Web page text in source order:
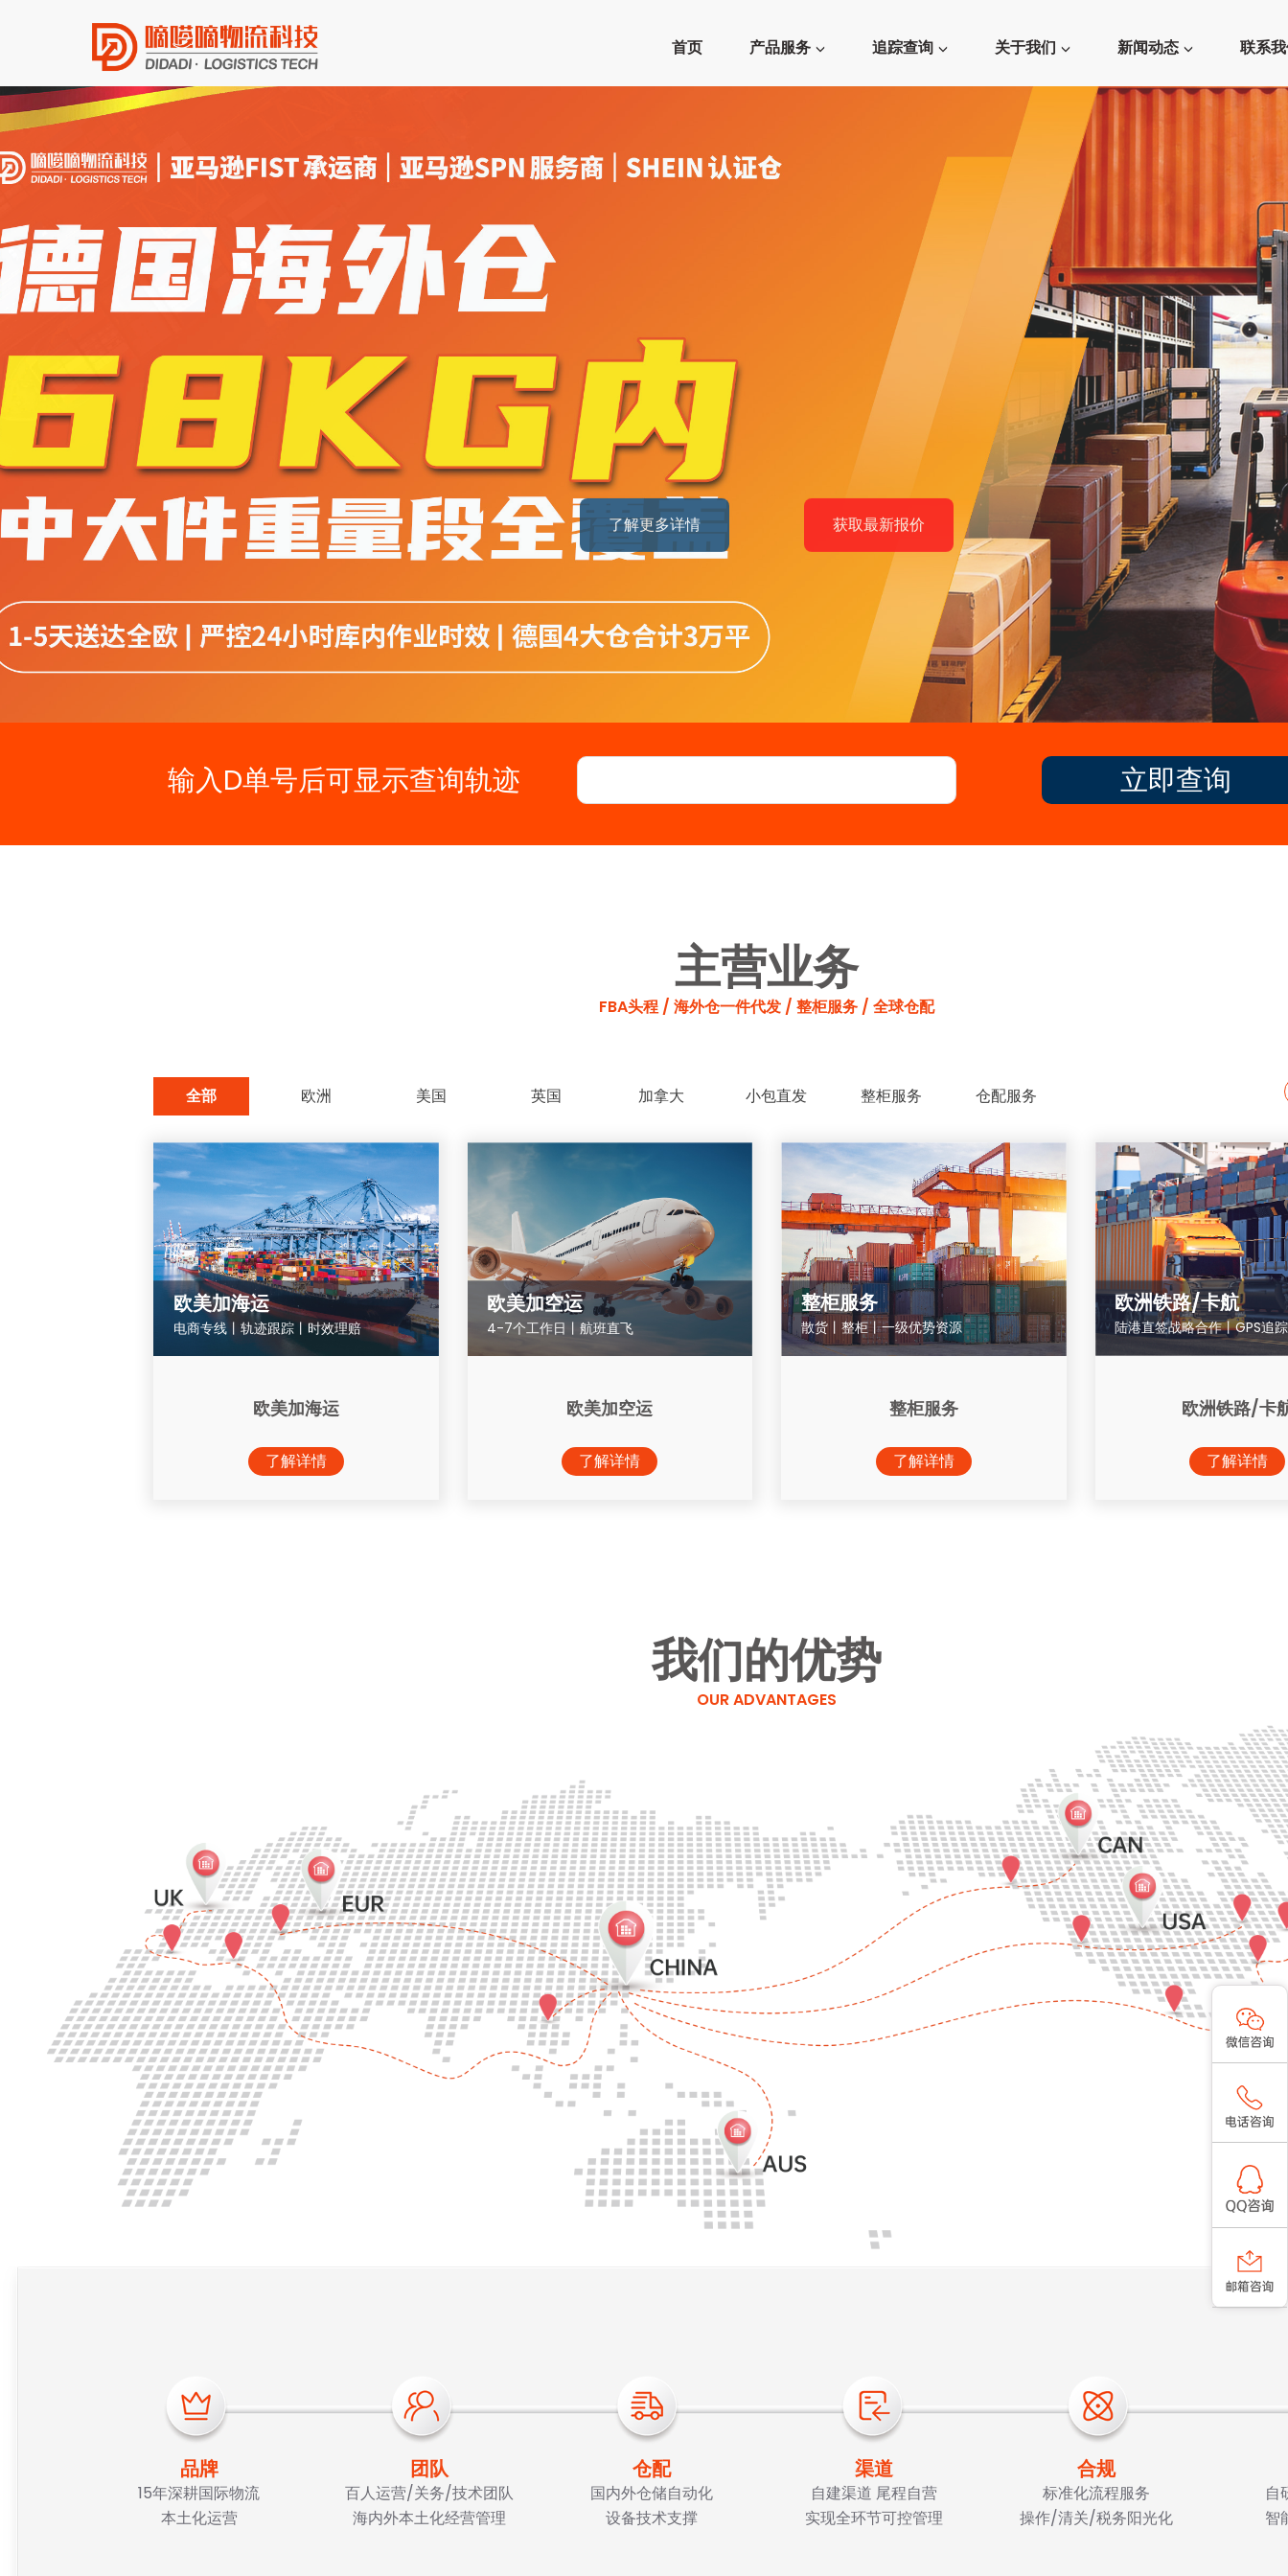
首页 产品服务 追踪查询 关于我们 新闻动态 联系
获取最新报价
了解更多详情
输入D单号后可显示查询轨迹 立即查询
主营业务
FBA头程 / 海外仓一件代发 / 整柜服务 / 全球仓配
全部 欧洲 美国 英国 加拿大 小包直发 整柜服务 仓配服务
欧美加海运
电商专线丨轨迹跟踪丨时效理赔
欧美加海运
了解详情
欧美加空运
4-7个工作日丨航班直飞
欧美加空运
了解详情
整柜服务
散货丨整柜丨一级优势资源
整柜服务
了解详情
欧洲铁路/卡航
陆港直签战略合作丨GPS追踪
欧洲铁路/卡
了解详情
我们的优势
OUR ADVANTAGES
品牌
15年深耕国际物流
本土化运营
团队
百人运营/关务/技术团队
海内外本土化经营管理
仓配
国内外仓储自动化
设备技术支撑
渠道
自建渠道 尾程自营
实现全环节可控管理
合规
标准化流程服务
操作/清关/税务阳光化
自
智